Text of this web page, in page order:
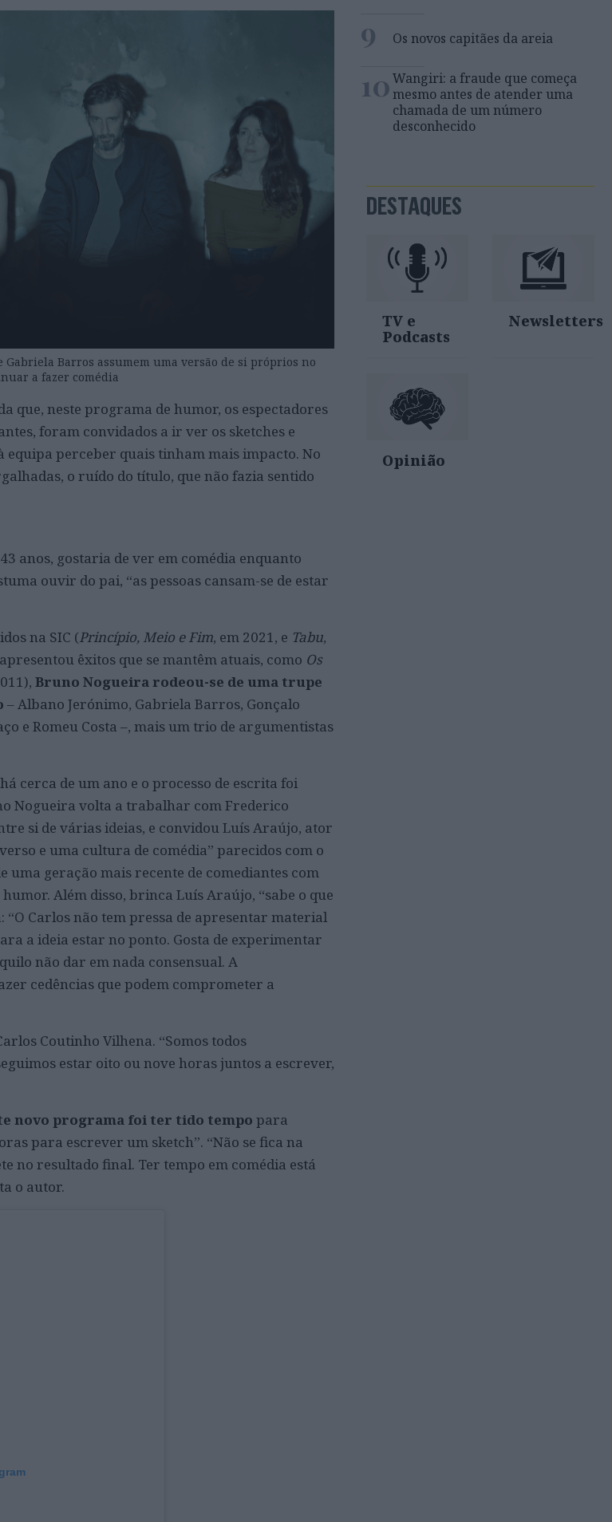
Barros assumem uma versão de si próprios no
a fazer comédia
que, neste programa de humor, os espectadores
foram convidados a ir ver os sketches e
perceber quais tinham mais impacto. No
o ruído do título, que não fazia sentido
anos, gostaria de ver em comédia enquanto
ouvir do pai, “as pessoas cansam-se de estar
na SIC (Princípio, Meio e Fim, em 2021, e Tabu,
êxitos que se mantêm atuais, como Os
Bruno Nogueira rodeou-se de uma trupe
– Albano Jerónimo, Gabriela Barros, Gonçalo
e Romeu Costa –, mais um trio de argumentistas
cerca de um ano e o processo de escrita foi
Nogueira volta a trabalhar com Frederico
si de várias ideias, e convidou Luís Araújo, ator
e uma cultura de comédia” parecidos com o
uma geração mais recente de comediantes com
Além disso, brinca Luís Araújo, “sabe o que
Carlos não tem pressa de apresentar material
a ideia estar no ponto. Gosta de experimentar
não dar em nada consensual. A
cedências que podem comprometer a
Coutinho Vilhena. “Somos todos
estar oito ou nove horas juntos a escrever,
novo programa foi ter tido tempo para
para escrever um sketch”. “Não se fica na
no resultado final. Ter tempo em comédia está
o autor.
9 Os novos capitães da areia
10Wangiri: a fraude que começa
mesmo antes de atender uma
chamada de um número
desconhecido
DESTAQUES
TV e
Podcasts
Newsletters
Opinião